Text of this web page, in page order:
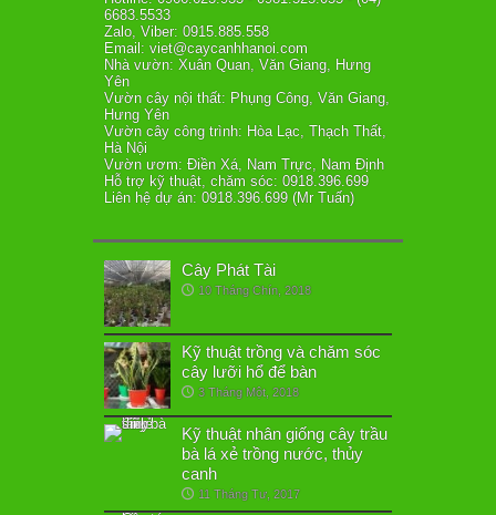
6683.5533
Zalo, Viber: 0915.885.558
Email: viet@caycanhhanoi.com
Nhà vườn: Xuân Quan, Văn Giang, Hưng
Yên
Vườn cây nội thất: Phụng Công, Văn Giang,
Hưng Yên
Vườn cây công trình: Hòa Lạc, Thạch Thất,
Hà Nội
Vườn ươm: Điền Xá, Nam Trực, Nam Định
Hỗ trợ kỹ thuật, chăm sóc: 0918.396.699
Liên hệ dự án: 0918.396.699 (Mr Tuấn)
Cây Phát Tài
10 Tháng Chín, 2018
Kỹ thuật trồng và chăm sóc
cây lưỡi hổ để bàn
3 Tháng Một, 2018
Kỹ thuật nhân giống cây trầu
bà lá xẻ trồng nước, thủy
canh
11 Tháng Tư, 2017